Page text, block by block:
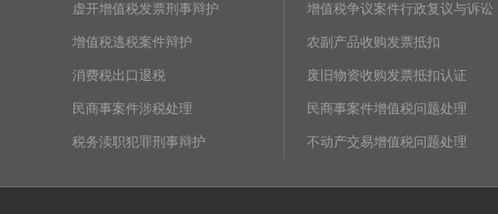
虚开增值税发票刑事辩护
增值税逃税案件辩护
消费税出口退税
民商事案件涉税处理
税务渎职犯罪刑事辩护
增值税争议案件行政复议与诉讼
农副产品收购发票抵扣
废旧物资收购发票抵扣认证
民商事案件增值税问题处理
不动产交易增值税问题处理